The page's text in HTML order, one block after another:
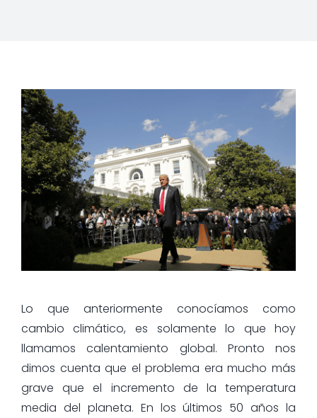
Lo que anteriormente conocíamos como
cambio climático, es solamente lo que hoy
llamamos calentamiento global. Pronto nos
dimos cuenta que el problema era mucho más
grave que el incremento de la temperatura
media del planeta. En los últimos 50 años la